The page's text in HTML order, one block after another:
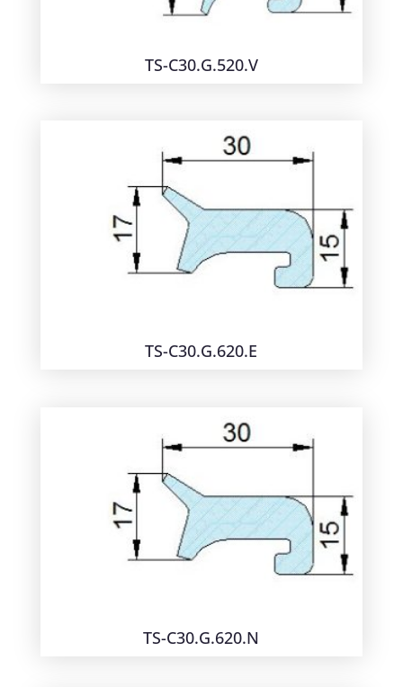
TS-C30.G.520.V
TS-C30.G.620.E
TS-C30.G.620.N